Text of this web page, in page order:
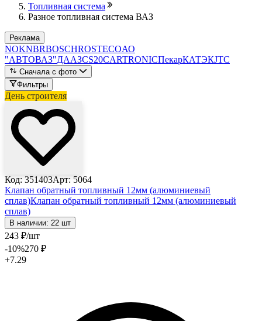
Топливная система
Разное топливная система ВАЗ
Реклама
NOKNBRBOSCHROSTECOАО
"АВТОВАЗ"ДААЗCS20CARTRONICПекарКАТЭКJTC
Сначала с фото
Фильтры
День строителя
Код: 351403Арт: 5064
Клапан обратный топливный 12мм (алюминиевый
сплав)Клапан обратный топливный 12мм (алюминиевый
сплав)
В наличии: 22 шт
243 ₽/шт
-10%270 ₽
+7.29